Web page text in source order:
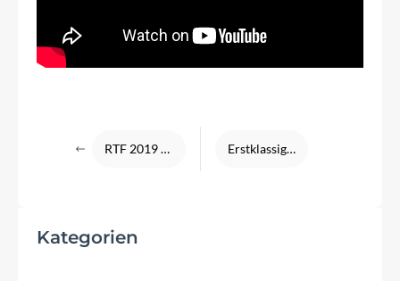
RTF 2019 - Tour durch den Taunus Erstklassige Sattelberatung inklusive Sitzknochenvermessung
Kategorien